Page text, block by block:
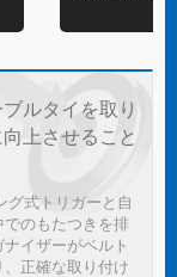
ルタイを取り
上させること
グ式トリガーと自
のもたつきを排
イザーがベルト
正確な取り付け